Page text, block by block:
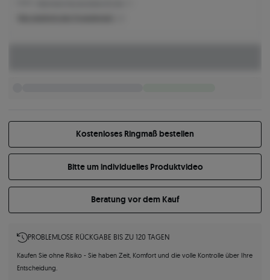
Kostenloses Ringmaß bestellen
Bitte um individuelles Produktvideo
Beratung vor dem Kauf
PROBLEMLOSE RÜCKGABE BIS ZU 120 TAGEN
Kaufen Sie ohne Risiko - Sie haben Zeit, Komfort und die volle Kontrolle über Ihre
Entscheidung.